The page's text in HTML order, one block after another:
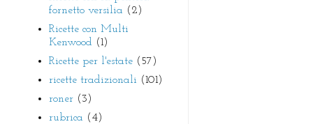
fornetto versilia (2)
Ricette con Multi
Kenwood (1)
Ricette per l'estate (57)
ricette tradizionali (101)
roner (3)
rubrica (4)